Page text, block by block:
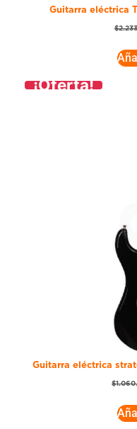
Guitarra eléctrica
$
¡Oferta!
Guitarra eléctrica
$